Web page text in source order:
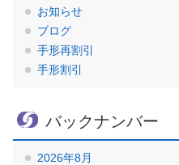
お知らせ
ブログ
手形再割引
手形割引
バックナンバー
2026年8月